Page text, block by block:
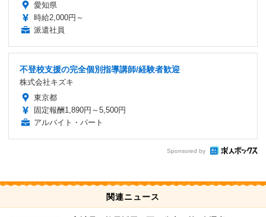
愛知県
時給2,000円～
派遣社員
不登校支援の完全個別指導講師/経験者歓迎
株式会社キズキ
東京都
固定報酬1,890円～5,500円
アルバイト・パート
Sponsored by
関連ニュース